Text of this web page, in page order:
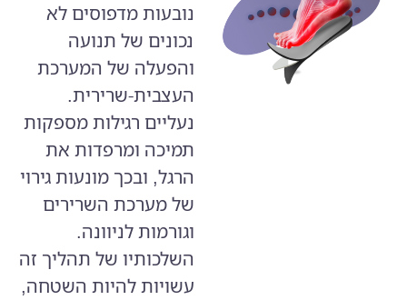
נובעות מדפוסים לא
נכונים של תנועה
והפעלה של המערכת
העצבית-שרירית.
נעליים רגילות מספקות
תמיכה ומרפדות את
הרגל, ובכך מונעות גירוי
של מערכת השרירים
וגורמות לניוונה.
השלכותיו של תהליך זה
עשויות להיות השטחה,